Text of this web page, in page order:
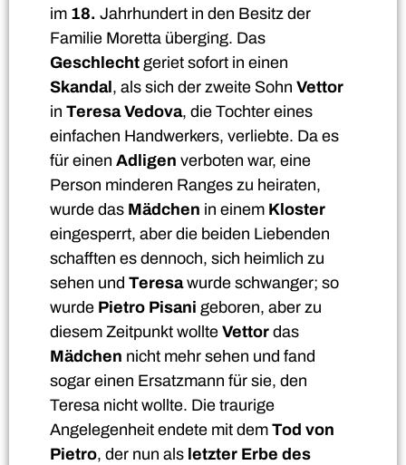
im 18. Jahrhundert in den Besitz der
Familie Moretta überging. Das
Geschlecht geriet sofort in einen
Skandal , als sich der zweite Sohn Vettor
in Teresa Vedova, die Tochter eines
einfachen Handwerkers, verliebte. Da es
für einen Adligen verboten war, eine
Person minderen Ranges zu heiraten,
wurde das Mädchen in einem Kloster
eingesperrt, aber die beiden Liebenden
schafften es dennoch, sich heimlich zu
sehen und Teresawurde schwanger; so
wurde Pietro Pisani geboren, aber zu
diesem Zeitpunkt wollte Vettor das
Mädchen nicht mehr sehen und fand
sogar einen Ersatzmann für sie, den
Teresa nicht wollte. Die traurige
Angelegenheit endete mit dem Tod von
Pietro, der nun als letzter Erbe des